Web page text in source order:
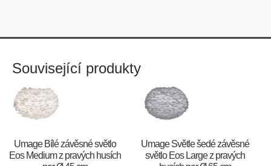
Související produkty
Umage Bílé závěsné světlo
Eos Medium z pravých husích
Umage Světle šedé závěsné
světlo Eos Large z pravých